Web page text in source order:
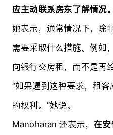
应主动联系房东了解情况。
她表示，通常情况下，除
需要采取什么措施。例如
向银行交房租，而不是再
“如果遇到这种要求，租
的权利。”她说。
Manoharan 还表示， 在安